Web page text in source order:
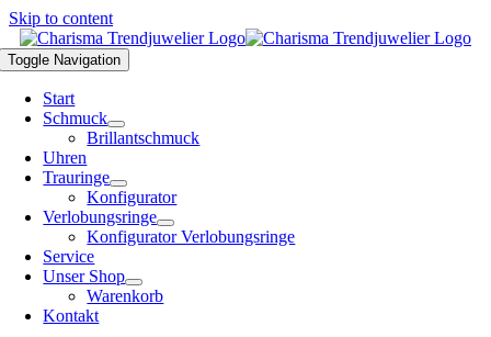
Skip to content
Toggle Navigation
Start
Schmuck
Brillantschmuck
Uhren
Trauringe
Konfigurator
Verlobungsringe
Konfigurator Verlobungsringe
Service
Unser Shop
Warenkorb
Kontakt